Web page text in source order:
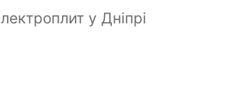
у Дніпрі